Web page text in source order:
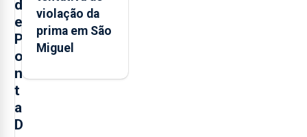
d
e
P
o
n
t
a
D
violação da
prima em São
Miguel